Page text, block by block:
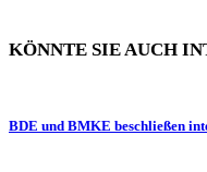
KÖNNTE SIE AUCH
BDE und BMKE beschließen